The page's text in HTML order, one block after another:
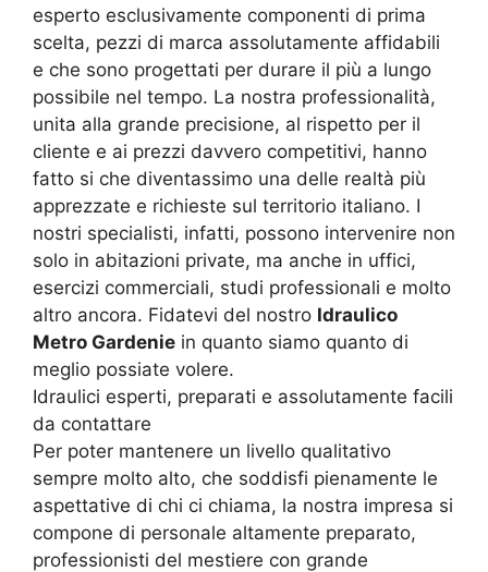
esperto esclusivamente componenti di prima
scelta, pezzi di marca assolutamente affidabili
e che sono progettati per durare il più a lungo
possibile nel tempo. La nostra professionalità,
unita alla grande precisione, al rispetto per il
cliente e ai prezzi davvero competitivi, hanno
fatto si che diventassimo una delle realtà più
apprezzate e richieste sul territorio italiano. I
nostri specialisti, infatti, possono intervenire non
solo in abitazioni private, ma anche in uffici,
esercizi commerciali, studi professionali e molto
altro ancora. Fidatevi del nostro Idraulico
Metro Gardenie in quanto siamo quanto di
meglio possiate volere.
Idraulici esperti, preparati e assolutamente facili
da contattare
Per poter mantenere un livello qualitativo
sempre molto alto, che soddisfi pienamente le
aspettative di chi ci chiama, la nostra impresa si
compone di personale altamente preparato,
professionisti del mestiere con grande